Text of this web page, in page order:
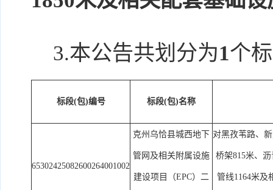
3.本公告共划分为1个
标段(包)编号 标段(包)名称
65302425082600264001002
克州乌恰县城西地下
管网及相关附属设施
建设项目（EPC）二
对黑孜苇路、
桥架815米、
管线1164米及